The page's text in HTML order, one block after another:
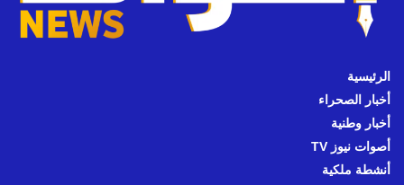
الرئيسية
أخبار الصحراء
أخبار وطنية
أصوات نيوز TV
أنشطة ملكية